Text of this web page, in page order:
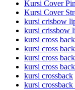
Kursi Cover
Kursi Cover
kursi crisbow
kursi crissbow
kursi cross back
kursi cross
kursi cross
kursi cross
kursi crossback
kursi crossback